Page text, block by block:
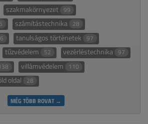
szakmakörnyezet 99
számítástechnika 28
tanulságos történetek 97
tűzvédelem 52 vezérléstechnika 97
villámvédelem 110
oldal 28
MÉG TÖBB ROVAT →